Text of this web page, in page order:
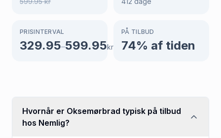
PRISINTERVAL
329.95–599.95kr
PÅ TILBUD
74% af tiden
Hvornår er Oksemørbrad typisk på tilbud
hos Nemlig?